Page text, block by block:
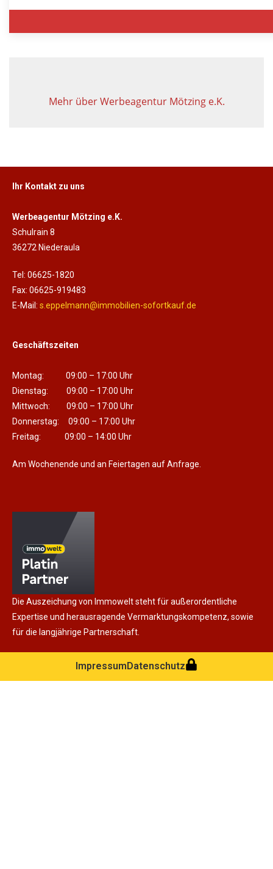
Mehr über Werbeagentur Mötzing e.K.
Ihr Kontakt zu uns
Werbeagentur Mötzing e.K.
Schulrain 8
36272 Niederaula
Tel: 06625-1820
Fax: 06625-919483
E-Mail: s.eppelmann@immobilien-sofortkauf.de
Geschäftszeiten
Montag: 09:00 – 17:00 Uhr
Dienstag: 09:00 – 17:00 Uhr
Mittwoch: 09:00 – 17:00 Uhr
Donnerstag: 09:00 – 17:00 Uhr
Freitag: 09:00 – 14:00 Uhr
Am Wochenende und an Feiertagen auf Anfrage.
Die Auszeichung von Immowelt steht für außerordentliche
Expertise und herausragende Vermarktungskompetenz, sowie
für die langjährige Partnerschaft.
ImpressumDatenschutz